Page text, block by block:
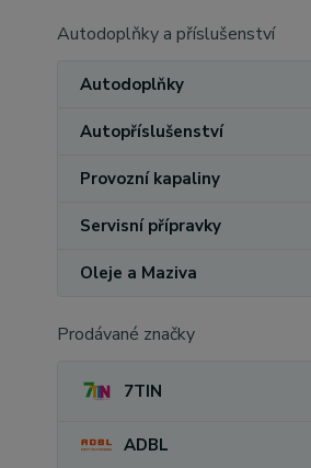
Autodoplňky a příslušenství
Autodoplňky
Autopříslušenství
Provozní kapaliny
Servisní přípravky
Oleje a Maziva
Prodávané značky
7TIN
ADBL